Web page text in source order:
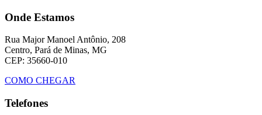
Onde Estamos
Rua Major Manoel Antônio, 208
Centro, Pará de Minas, MG
CEP: 35660-010
COMO CHEGAR
Telefones